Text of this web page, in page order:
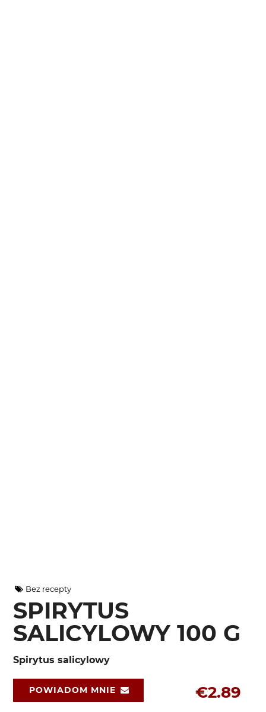
Bez recepty
SPIRYTUS
SALICYLOWY 100 G
Spirytus salicylowy
€2.89
POWIADOM MNIE